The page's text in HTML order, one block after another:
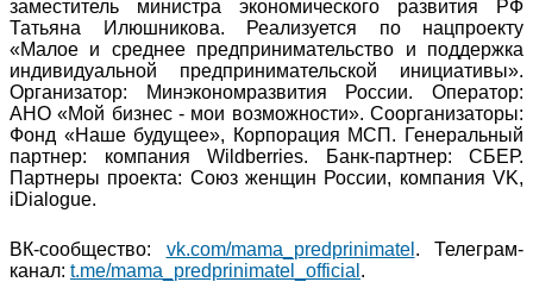
заместитель министра экономического развития РФ
Татьяна Илюшникова. Реализуется по нацпроекту
«Малое и среднее предпринимательство и поддержка
индивидуальной предпринимательской инициативы».
Организатор: Минэкономразвития России. Оператор:
АНО «Мой бизнес - мои возможности». Соорганизаторы:
Фонд «Наше будущее», Корпорация МСП. Генеральный
партнер: компания Wildberries. Банк-партнер: СБЕР.
Партнеры проекта: Союз женщин России, компания VK,
iDialogue.
ВК-сообщество: vk.com/mama_predprinimatel . Телеграм-
канал: t.me/mama_predprinimatel_official .